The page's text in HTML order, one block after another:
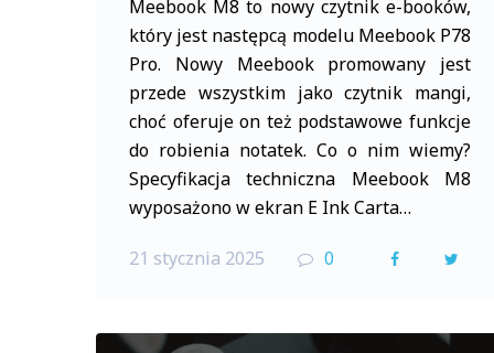
Meebook M8 to nowy czytnik e-booków,
który jest następcą modelu Meebook P78
Pro. Nowy Meebook promowany jest
przede wszystkim jako czytnik mangi,
choć oferuje on też podstawowe funkcje
do robienia notatek. Co o nim wiemy?
Specyfikacja techniczna Meebook M8
wyposażono w ekran E Ink Carta…
21 stycznia 2025 0
F
c
i